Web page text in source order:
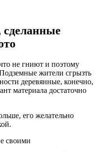
не гниют и поэтому
жители сгрызть
деревянные, конечно,
материала достаточно
его желательно